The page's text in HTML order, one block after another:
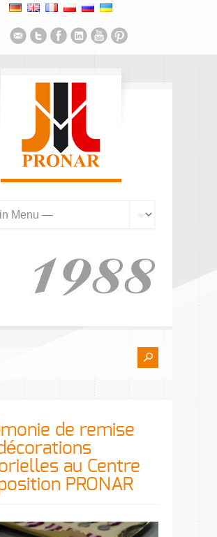
de remise
au Centre
PRONAR